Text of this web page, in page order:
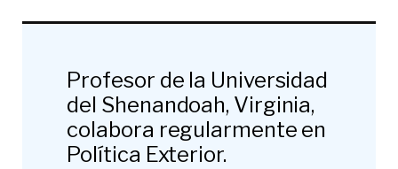
Profesor de la Universidad
del Shenandoah, Virginia,
colabora regularmente en
Política Exterior.